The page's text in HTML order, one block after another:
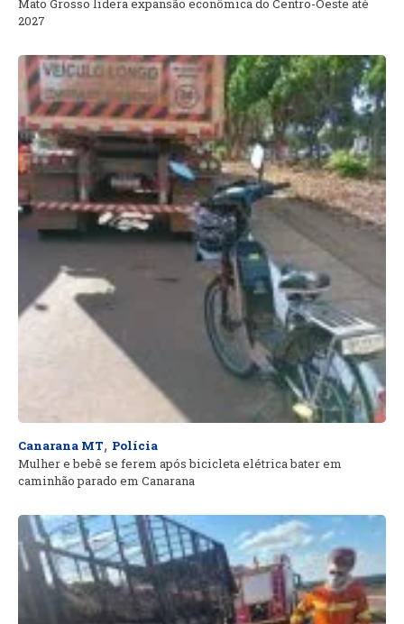
Mato Grosso lidera expansão econômica do Centro-Oeste até
2027
Canarana MT, Polícia
Mulher e bebê se ferem após bicicleta elétrica bater em
caminhão parado em Canarana